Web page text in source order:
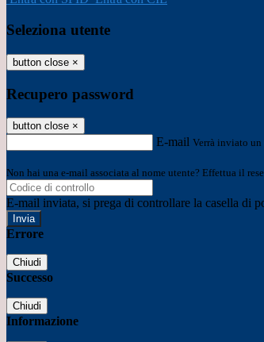
Seleziona utente
button close ×
Recupero password
button close ×
E-mail Verrà inviato
Non hai una e-mail associata al nome utente? Effettua il
E-mail inviata, si prega di controllare la casella di
Errore
Chiudi
Successo
Chiudi
Informazione